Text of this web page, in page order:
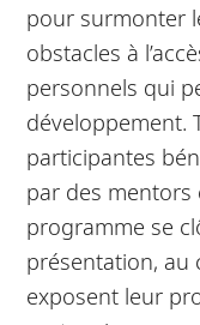
pour surmonter
obstacles à
personnels qui
développement.
participantes
par des mentors
programme se
présentation, au
exposent leur